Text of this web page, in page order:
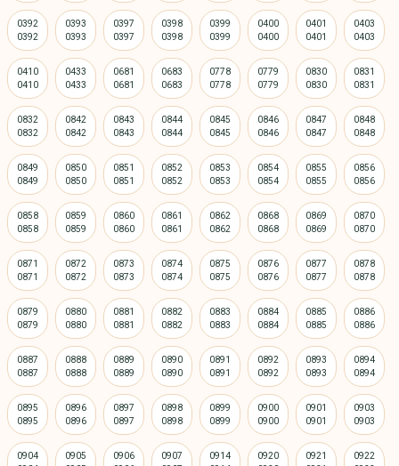
0392 0393 0397 0398 0399 0400 0401 0403
0410 0433 0681 0683 0778 0779 0830 0831
0832 0842 0843 0844 0845 0846 0847 0848
0849 0850 0851 0852 0853 0854 0855 0856
0858 0859 0860 0861 0862 0868 0869 0870
0871 0872 0873 0874 0875 0876 0877 0878
0879 0880 0881 0882 0883 0884 0885 0886
0887 0888 0889 0890 0891 0892 0893 0894
0895 0896 0897 0898 0899 0900 0901 0903
0904 0905 0906 0907 0914 0920 0921 0922